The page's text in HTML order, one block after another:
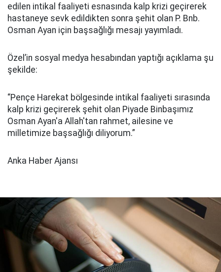
edilen intikal faaliyeti esnasında kalp krizi geçirerek
hastaneye sevk edildikten sonra şehit olan P. Bnb.
Osman Ayan için başsağlığı mesajı yayımladı.
Özel’in sosyal medya hesabından yaptığı açıklama şu
şekilde:
“Pençe Harekat bölgesinde intikal faaliyeti sırasında
kalp krizi geçirerek şehit olan Piyade Binbaşımız
Osman Ayan'a Allah'tan rahmet, ailesine ve
milletimize başsağlığı diliyorum.”
Anka Haber Ajansı